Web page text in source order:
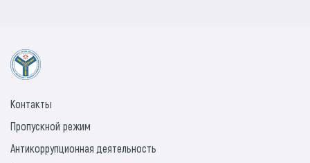
Контакты
Пропускной режим
Антикоррупционная деятельность